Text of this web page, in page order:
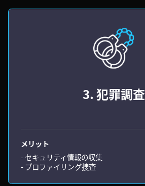
3. 犯罪調査
メリット
- セキュリティ情報の収集
- プロファイリング捜査